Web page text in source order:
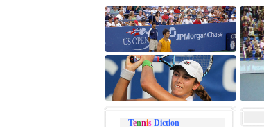
Tennis Diction